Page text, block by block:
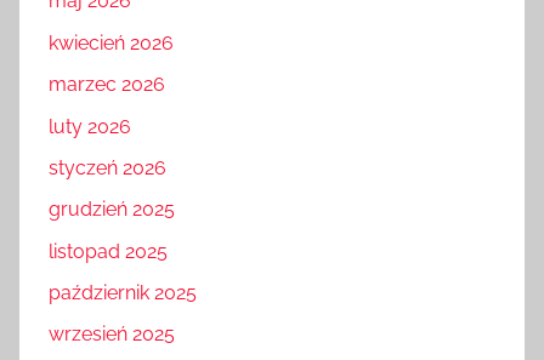
kwiecień 2026
marzec 2026
luty 2026
styczeń 2026
grudzień 2025
listopad 2025
październik 2025
wrzesień 2025